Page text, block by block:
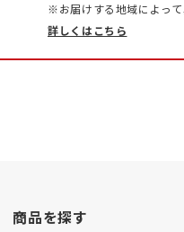
※お届けする地域によって
詳しくはこちら
商品を探す